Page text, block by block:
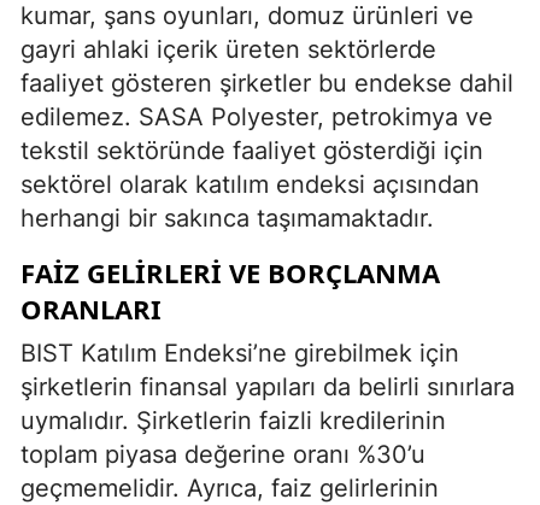
kumar, şans oyunları, domuz ürünleri ve
gayri ahlaki içerik üreten sektörlerde
faaliyet gösteren şirketler bu endekse dahil
edilemez. SASA Polyester, petrokimya ve
tekstil sektöründe faaliyet gösterdiği için
sektörel olarak katılım endeksi açısından
herhangi bir sakınca taşımamaktadır.
FAIZ GELIRLERI VE BORÇLANMA
ORANLARI
BIST Katılım Endeksi’ne girebilmek için
şirketlerin finansal yapıları da belirli sınırlara
uymalıdır. Şirketlerin faizli kredilerinin
toplam piyasa değerine oranı %30’u
geçmemelidir. Ayrıca, faiz gelirlerinin